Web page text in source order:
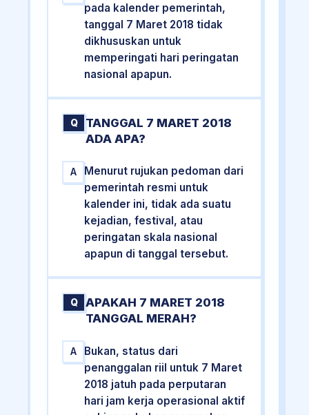
pada kalender pemerintah,
tanggal 7 Maret 2018 tidak
dikhususkan untuk
memperingati hari peringatan
nasional apapun.
Q
TANGGAL 7 MARET 2018
ADA APA?
A
Menurut rujukan pedoman dari
pemerintah resmi untuk
kalender ini, tidak ada suatu
kejadian, festival, atau
peringatan skala nasional
apapun di tanggal tersebut.
Q
APAKAH 7 MARET 2018
TANGGAL MERAH?
A
Bukan, status dari
penanggalan riil untuk 7 Maret
2018 jatuh pada perputaran
hari jam kerja operasional aktif